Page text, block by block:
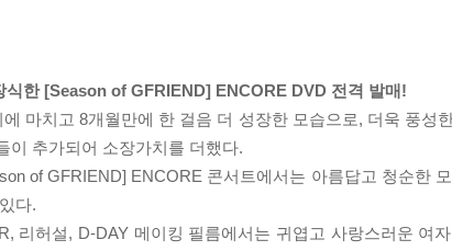
식한 [Season of GFRIEND] ENCORE DVD 전격 발매!
마치고 8개월만에 한 걸음 더 성장한 모습으로, 더욱 풍성
이 추가되어 소장가치를 더했다.
of GFRIEND] ENCORE 콘서트에서는 아름답고 청순한
다.
리허설, D-DAY 메이킹 필름에서는 귀엽고 사랑스러운 여